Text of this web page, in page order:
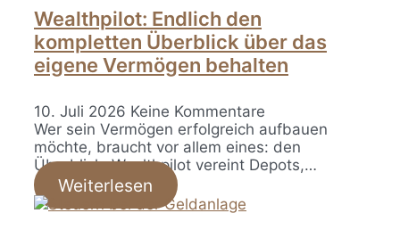
Wealthpilot: Endlich den
kompletten Überblick über das
eigene Vermögen behalten
10. Juli 2026 Keine Kommentare
Wer sein Vermögen erfolgreich aufbauen
möchte, braucht vor allem eines: den
Überblick. Wealthpilot vereint Depots,…
Weiterlesen